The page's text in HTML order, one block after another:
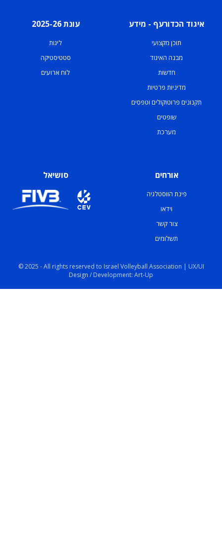
איגוד הכדורעף - מידע
תוכן מקצועי
מבנה האיגוד
חדשות
מדיניות פרטיות
תקנונים פרוטוקולים וטפסים
שופטים
מערכת
עונת 2025-26
ליגות
סטטיסטיקה
לוח ארועים
אורחים
פינת הווסטלגיה
וידאו
צור קשר
תשלומים
סושיאל
© 2025 - All rights reserved to Israel Volleyball Association | UX/UI
Design / Development: Art-Up